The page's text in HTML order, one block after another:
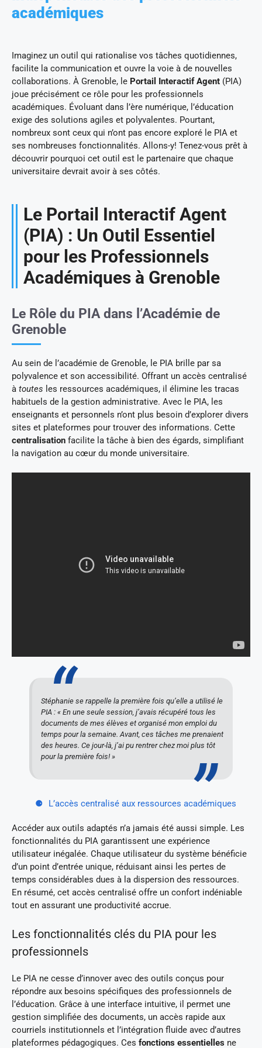
académiques
Imaginez un outil qui rationalise vos tâches quotidiennes,
facilite la communication et ouvre la voie à de nouvelles
collaborations. À Grenoble, le Portail Interactif Agent (PIA)
joue précisément ce rôle pour les professionnels
académiques. Évoluant dans l’ère numérique, l’éducation
exige des solutions agiles et polyvalentes. Pourtant,
nombreux sont ceux qui n’ont pas encore exploré le PIA et
ses nombreuses fonctionnalités. Allons-y! Tenez-vous prêt à
découvrir pourquoi cet outil est le partenaire que chaque
universitaire devrait avoir à ses côtés.
Le Portail Interactif Agent
(PIA) : Un Outil Essentiel
pour les Professionnels
Académiques à Grenoble
Le Rôle du PIA dans l’Académie de
Grenoble
Au sein de l’académie de Grenoble, le PIA brille par sa
polyvalence et son accessibilité. Offrant un accès centralisé
à toutes les ressources académiques, il élimine les tracas
habituels de la gestion administrative. Avec le PIA, les
enseignants et personnels n’ont plus besoin d’explorer divers
sites et plateformes pour trouver des informations. Cette
centralisation facilite la tâche à bien des égards, simplifiant
la navigation au cœur du monde universitaire.
Stéphanie se rappelle la première fois qu’elle a utilisé le
PIA : « En une seule session, j’avais récupéré tous les
documents de mes élèves et organisé mon emploi du
temps pour la semaine. Avant, ces tâches me prenaient
des heures. Ce jour-là, j’ai pu rentrer chez moi plus tôt
pour la première fois! »
L’accès centralisé aux ressources académiques
Accéder aux outils adaptés n’a jamais été aussi simple. Les
fonctionnalités du PIA garantissent une expérience
utilisateur inégalée. Chaque utilisateur du système bénéficie
d’un point d’entrée unique, réduisant ainsi les pertes de
temps considérables dues à la dispersion des ressources.
En résumé, cet accès centralisé offre un confort indéniable
tout en assurant une productivité accrue.
Les fonctionnalités clés du PIA pour les
professionnels
Le PIA ne cesse d’innover avec des outils conçus pour
répondre aux besoins spécifiques des professionnels de
l’éducation. Grâce à une interface intuitive, il permet une
gestion simplifiée des documents, un accès rapide aux
courriels institutionnels et l’intégration fluide avec d’autres
plateformes pédagogiques. Ces fonctions essentielles ne